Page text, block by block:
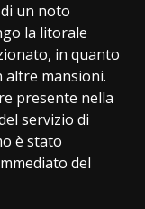
un noto
la litorale
in quanto
altre mansioni.
presente nella
servizio di
è stato
del